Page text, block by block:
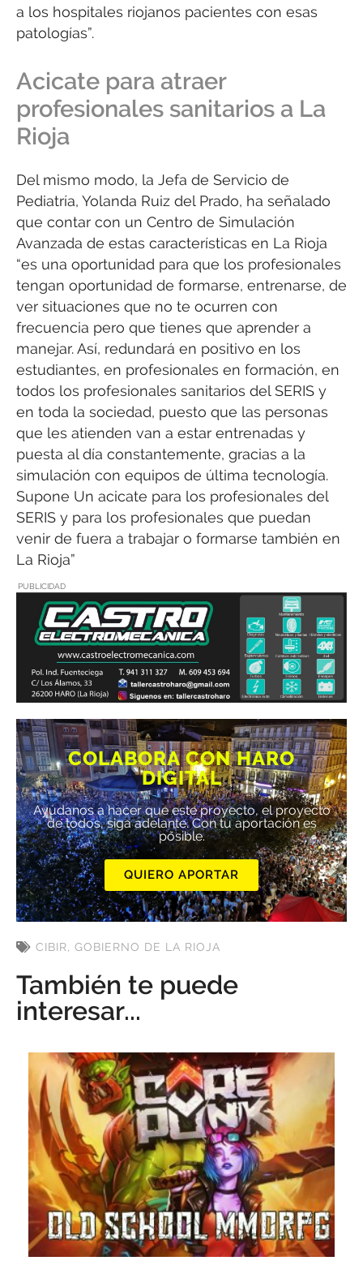
a los hospitales riojanos pacientes con esas
patologías”.
Acicate para atraer
profesionales sanitarios a La
Rioja
Del mismo modo, la Jefa de Servicio de
Pediatría, Yolanda Ruiz del Prado, ha señalado
que contar con un Centro de Simulación
Avanzada de estas características en La Rioja
“es una oportunidad para que los profesionales
tengan oportunidad de formarse, entrenarse, de
ver situaciones que no te ocurren con
frecuencia pero que tienes que aprender a
manejar. Así, redundará en positivo en los
estudiantes, en profesionales en formación, en
todos los profesionales sanitarios del SERIS y
en toda la sociedad, puesto que las personas
que les atienden van a estar entrenadas y
puesta al día constantemente, gracias a la
simulación con equipos de última tecnología.
Supone Un acicate para los profesionales del
SERIS y para los profesionales que puedan
venir de fuera a trabajar o formarse también en
La Rioja”
PUBLICIDAD
COLABORA CON HARO
DIGITAL
Ayúdanos a hacer que este proyecto, el proyecto
de todos, siga adelante. Con tu aportación es
posible.
QUIERO APORTAR
CIBIR, GOBIERNO DE LA RIOJA
También te puede
interesar...